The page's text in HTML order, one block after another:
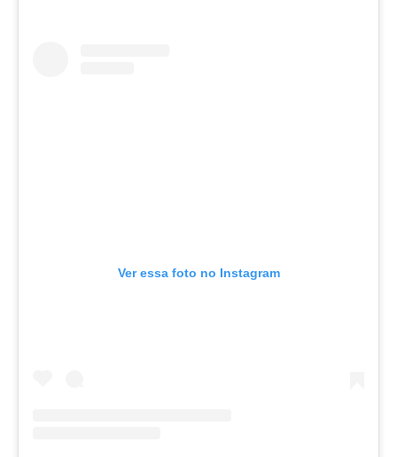
Ver essa foto no Instagram